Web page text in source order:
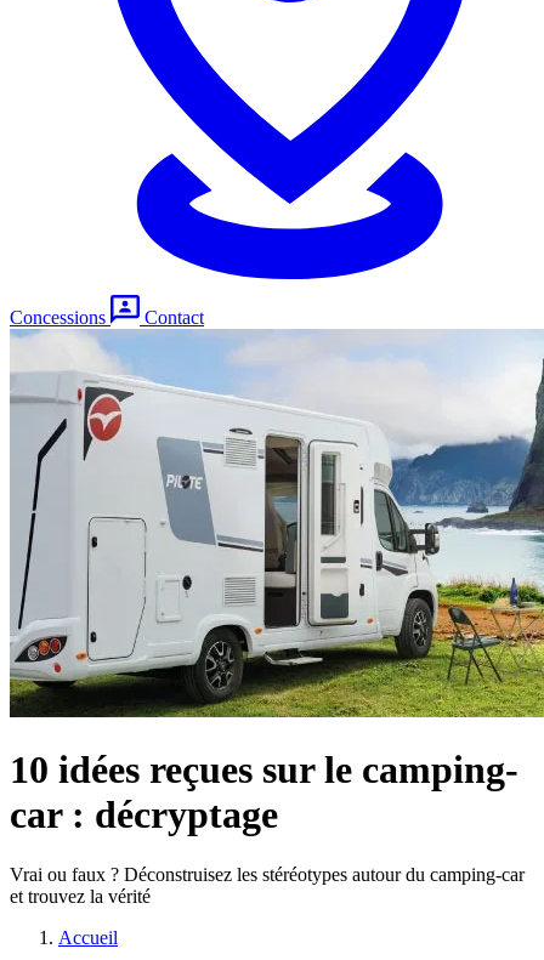
Concessions Contact
10 idées reçues sur le camping-
car : décryptage
Vrai ou faux ? Déconstruisez les stéréotypes autour du camping-car
et trouvez la vérité
Accueil